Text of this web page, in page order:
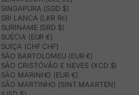
SINGAPURA (SGD $)
SRI LANCA (LKR ₨)
SURINAME (SRD $)
SUÉCIA (EUR €)
SUÍÇA (CHF CHF)
SÃO BARTOLOMEU (EUR €)
SÃO CRISTÓVÃO E NEVES (XCD $)
SÃO MARINHO (EUR €)
SÃO MARTINHO (SINT MAARTEN)